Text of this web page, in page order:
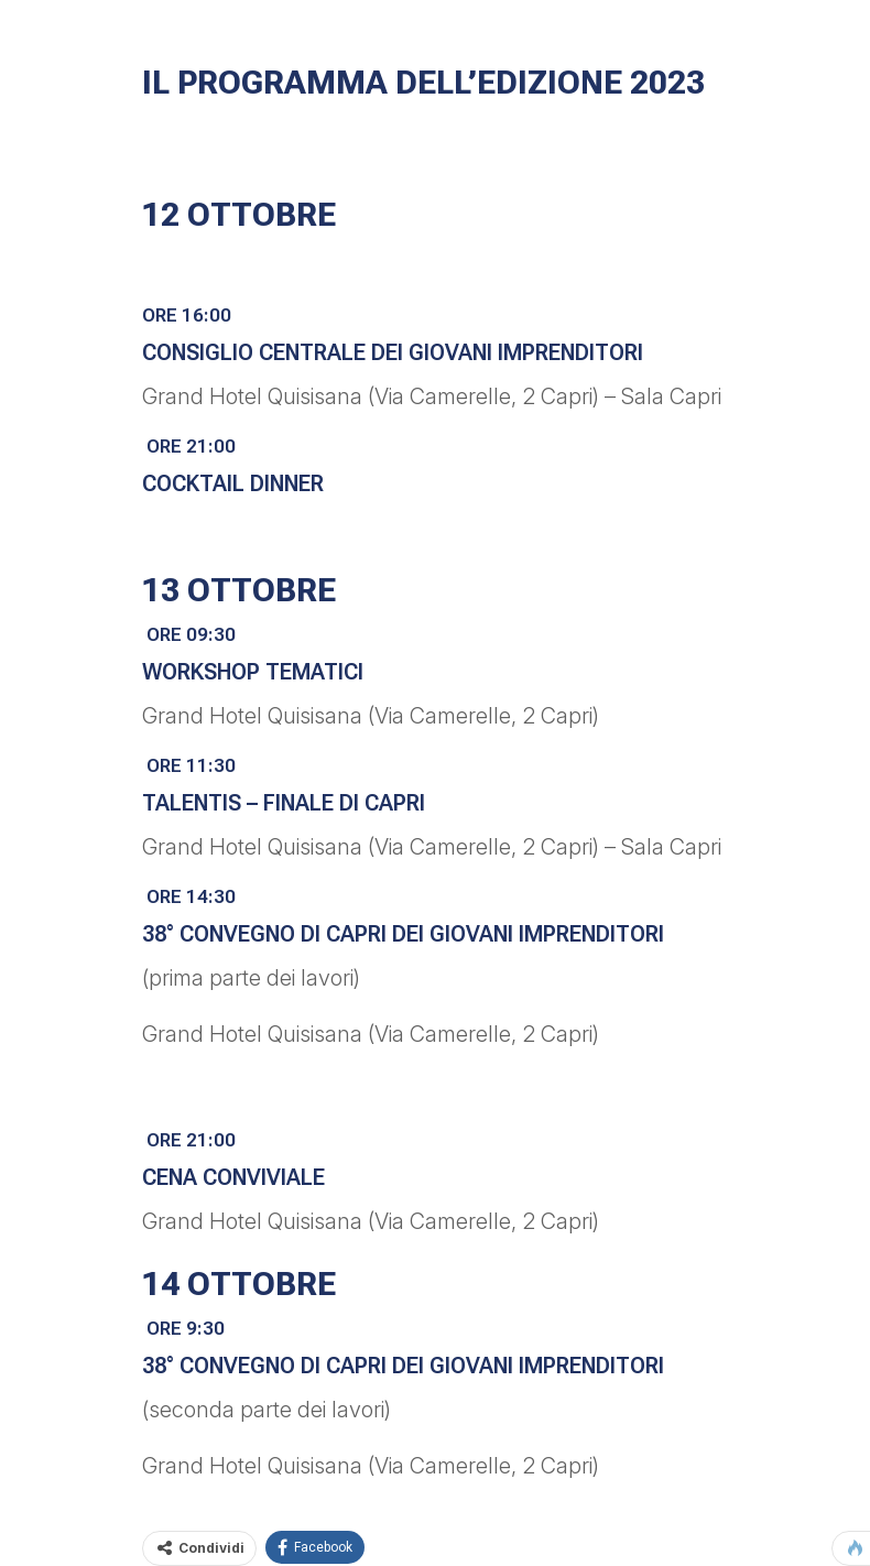
IL PROGRAMMA DELL’EDIZIONE 2023
12 OTTOBRE
ORE 16:00
CONSIGLIO CENTRALE DEI GIOVANI IMPRENDITORI
Grand Hotel Quisisana (Via Camerelle, 2 Capri) – Sala Capri
ORE 21:00
COCKTAIL DINNER
13 OTTOBRE
ORE 09:30
WORKSHOP TEMATICI
Grand Hotel Quisisana (Via Camerelle, 2 Capri)
ORE 11:30
TALENTIS – FINALE DI CAPRI
Grand Hotel Quisisana (Via Camerelle, 2 Capri) – Sala Capri
ORE 14:30
38° CONVEGNO DI CAPRI DEI GIOVANI IMPRENDITORI
(prima parte dei lavori)
Grand Hotel Quisisana (Via Camerelle, 2 Capri)
ORE 21:00
CENA CONVIVIALE
Grand Hotel Quisisana (Via Camerelle, 2 Capri)
14 OTTOBRE
ORE 9:30
38° CONVEGNO DI CAPRI DEI GIOVANI IMPRENDITORI
(seconda parte dei lavori)
Grand Hotel Quisisana (Via Camerelle, 2 Capri)
Condividi Facebook